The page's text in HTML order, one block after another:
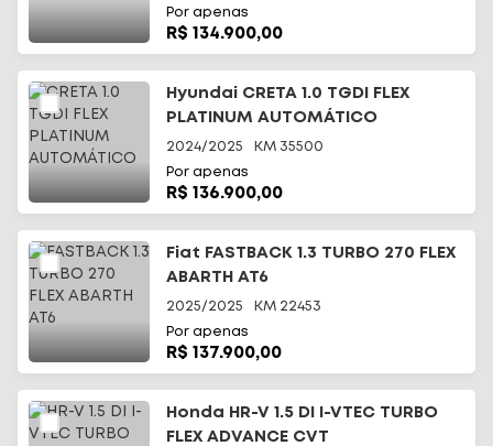
Por apenas
R$ 134.900,00
Hyundai CRETA 1.0 TGDI FLEX
PLATINUM AUTOMÁTICO
2024/2025 KM 35500
Por apenas
R$ 136.900,00
Fiat FASTBACK 1.3 TURBO 270 FLEX
ABARTH AT6
2025/2025 KM 22453
Por apenas
R$ 137.900,00
Honda HR-V 1.5 DI I-VTEC TURBO
FLEX ADVANCE CVT